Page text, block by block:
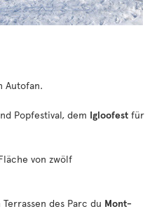
Autofan.
Popfestival, dem Igloofest für
von zwölf
des Parc du Mont-